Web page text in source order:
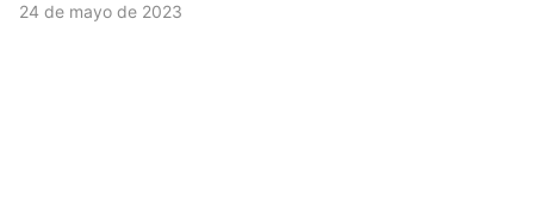
24 de mayo de 2023